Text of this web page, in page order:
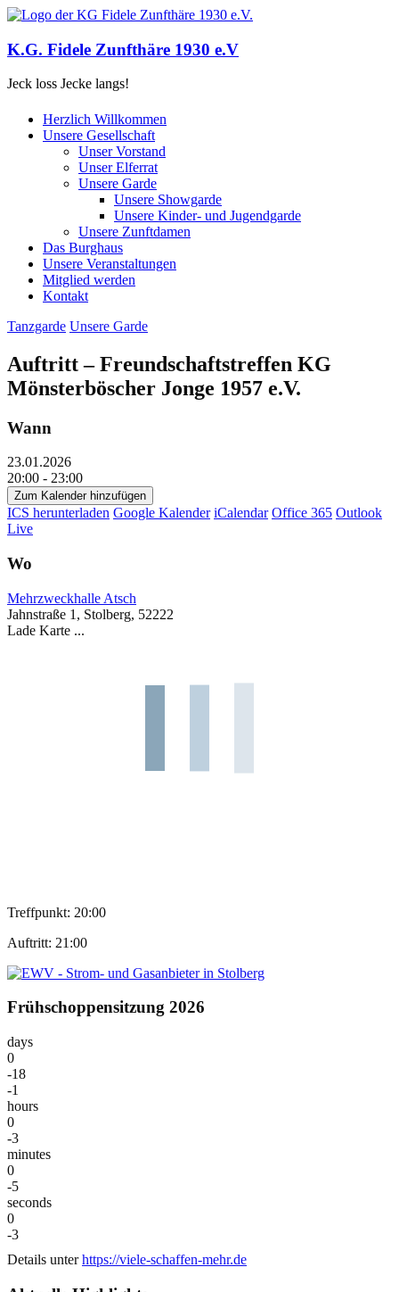
K.G. Fidele Zunfthäre 1930 e.V
Jeck loss Jecke langs!
Herzlich Willkommen
Unsere Gesellschaft
Unser Vorstand
Unser Elferrat
Unsere Garde
Unsere Showgarde
Unsere Kinder- und Jugendgarde
Unsere Zunftdamen
Das Burghaus
Unsere Veranstaltungen
Mitglied werden
Kontakt
Tanzgarde Unsere Garde
Auftritt – Freundschaftstreffen KG
Mönsterböscher Jonge 1957 e.V.
Wann
23.01.2026
20:00 - 23:00
Zum Kalender hinzufügen
ICS herunterladen Google Kalender iCalendar Office 365 Outlook
Live
Wo
Mehrzweckhalle Atsch
Jahnstraße 1, Stolberg, 52222
Lade Karte ...
Treffpunkt: 20:00
Auftritt: 21:00
Frühschoppensitzung 2026
days
0
-18
-1
hours
0
-3
minutes
0
-5
seconds
0
-3
Details unterhttps://viele-schaffen-mehr.de